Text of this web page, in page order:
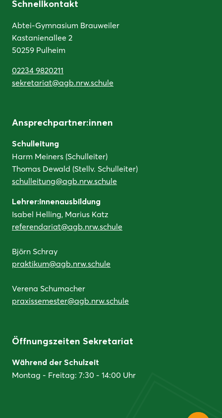
Schnellkontakt
Abtei-Gymnasium Brauweiler
Kastanienallee 2
50259 Pulheim
02234 9820211
sekretariat@agb.nrw.schule
Ansprechpartner:innen
Schulleitung
Harm Meiners (Schulleiter)
Thomas Dewald (Stellv. Schulleiter)
schulleitung@agb.nrw.schule
Lehrer:innenausbildung
Isabel Helling, Marius Katz
referendariat@agb.nrw.schule
Björn Schray
praktikum@agb.nrw.schule
Verena Schumacher
praxissemester@agb.nrw.schule
Öffnungszeiten Sekretariat
Während der Schulzeit
Montag - Freitag: 7:30 - 14:00 Uhr